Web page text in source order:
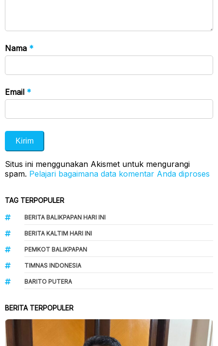
Nama *
Email *
Situs ini menggunakan Akismet untuk mengurangi
spam. Pelajari bagaimana data komentar Anda diproses
TAG TERPOPULER
BERITA BALIKPAPAN HARI INI
BERITA KALTIM HARI INI
PEMKOT BALIKPAPAN
TIMNAS INDONESIA
BARITO PUTERA
BERITA TERPOPULER